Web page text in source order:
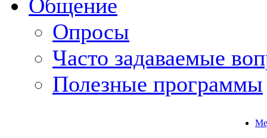
Общение
Опросы
Часто задаваемые
Полезные программы